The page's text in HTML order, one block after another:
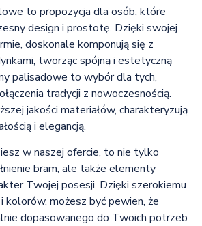
to propozycja dla osób, które
design i prostotę. Dzięki swojej
doskonale komponują się z
tworząc spójną i estetyczną
palisadowe to wybór dla tych,
tradycji z nowoczesnością.
jakości materiałów, charakteryzują
i elegancją.
w naszej ofercie, to nie tylko
bram, ale także elementy
Twojej posesji. Dzięki szerokiemu
możesz być pewien, że
dopasowanego do Twoich potrzeb